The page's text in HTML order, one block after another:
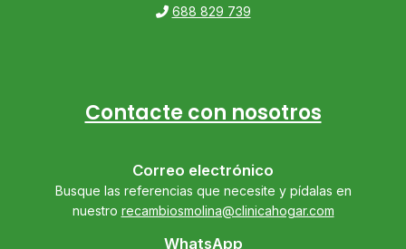
688 829 739
Contacte con nosotros
Correo electrónico
Busque las referencias que necesite y pídalas en
nuestro recambiosmolina@clinicahogar.com
WhatsApp